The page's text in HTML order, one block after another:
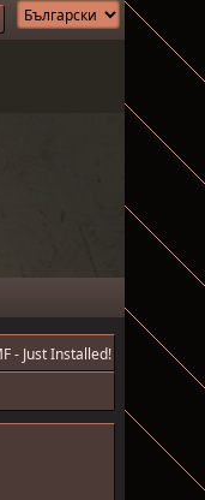
- Just Installed!